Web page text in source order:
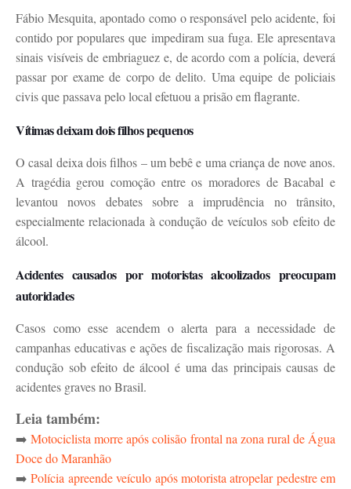
Fábio Mesquita, apontado como o responsável pelo acidente, foi
contido por populares que impediram sua fuga. Ele apresentava
sinais visíveis de embriaguez e, de acordo com a polícia, deverá
passar por exame de corpo de delito. Uma equipe de policiais
civis que passava pelo local efetuou a prisão em flagrante.
Vítimas deixam dois filhos pequenos
O casal deixa dois filhos – um bebê e uma criança de nove anos.
A tragédia gerou comoção entre os moradores de Bacabal e
levantou novos debates sobre a imprudência no trânsito,
especialmente relacionada à condução de veículos sob efeito de
álcool.
Acidentes causados por motoristas alcoolizados preocupam
autoridades
Casos como esse acendem o alerta para a necessidade de
campanhas educativas e ações de fiscalização mais rigorosas. A
condução sob efeito de álcool é uma das principais causas de
acidentes graves no Brasil.
Leia também:
➡️Motociclista morre após colisão frontal na zona rural de Água
Doce do Maranhão
➡️Polícia apreende veículo após motorista atropelar pedestre em